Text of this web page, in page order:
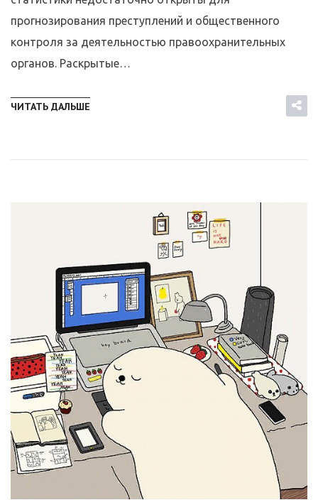
прогнозирования преступлений и общественного
контроля за деятельностью правоохранительных
органов. Раскрытые…
ЧИТАТЬ ДАЛЬШЕ